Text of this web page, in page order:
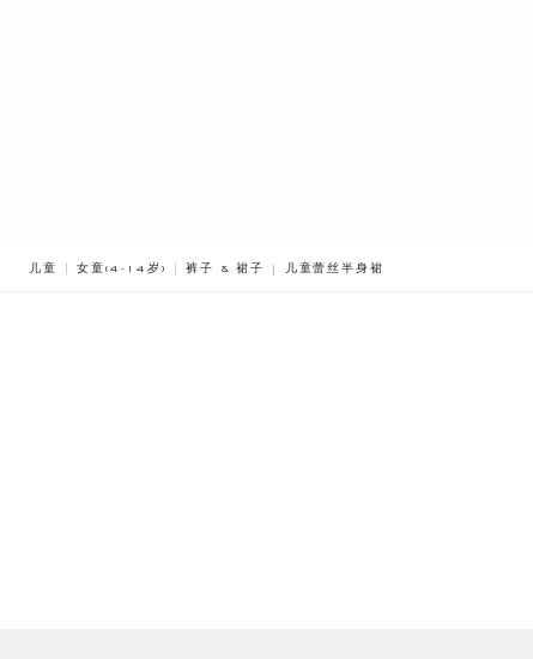
儿童 女童(4-14岁) 裤子 & 裙子 BREADCRUMB.ADA.LABEL.CURRENT
儿童蕾丝半身裙